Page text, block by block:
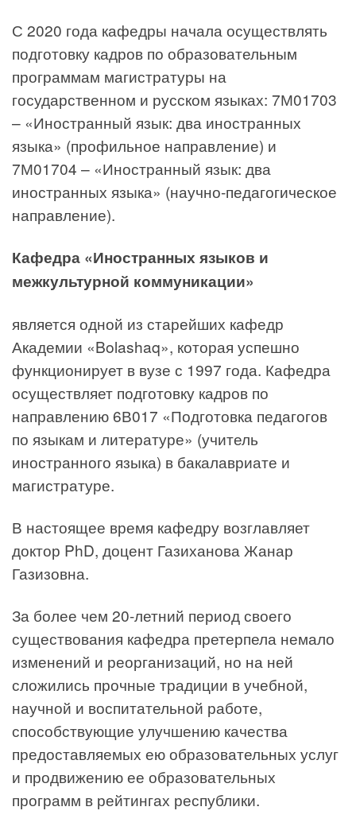
С 2020 года кафедры начала осуществлять
подготовку кадров по образовательным
программам магистратуры на
государственном и русском языках: 7М01703
– «Иностранный язык: два иностранных
языка» (профильное направление) и
7М01704 – «Иностранный язык: два
иностранных языка» (научно-педагогическое
направление).
Кафедра «Иностранных языков и
межкультурной коммуникации»
является одной из старейших кафедр
Академии «Bolashaq», которая успешно
функционирует в вузе с 1997 года. Кафедра
осуществляет подготовку кадров по
направлению 6В017 «Подготовка педагогов
по языкам и литературе» (учитель
иностранного языка) в бакалавриате и
магистратуре.
В настоящее время кафедру возглавляет
доктор PhD, доцент Газиханова Жанар
Газизовна.
За более чем 20-летний период своего
существования кафедра претерпела немало
изменений и реорганизаций, но на ней
сложились прочные традиции в учебной,
научной и воспитательной работе,
способствующие улучшению качества
предоставляемых ею образовательных услуг
и продвижению ее образовательных
программ в рейтингах республики.